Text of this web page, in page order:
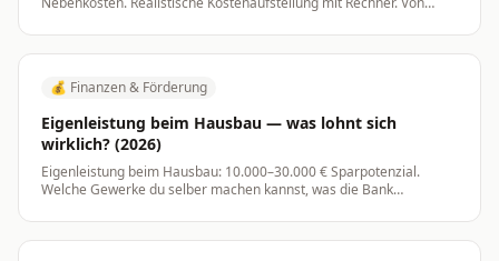
💰 Finanzen & Förderung
Eigenleistung beim Hausbau — was lohnt sich
wirklich? (2026)
Eigenleistung beim Hausbau: 10.000–30.000 € Sparpotenzial.
Welche Gewerke du selber machen kannst, was die Bank